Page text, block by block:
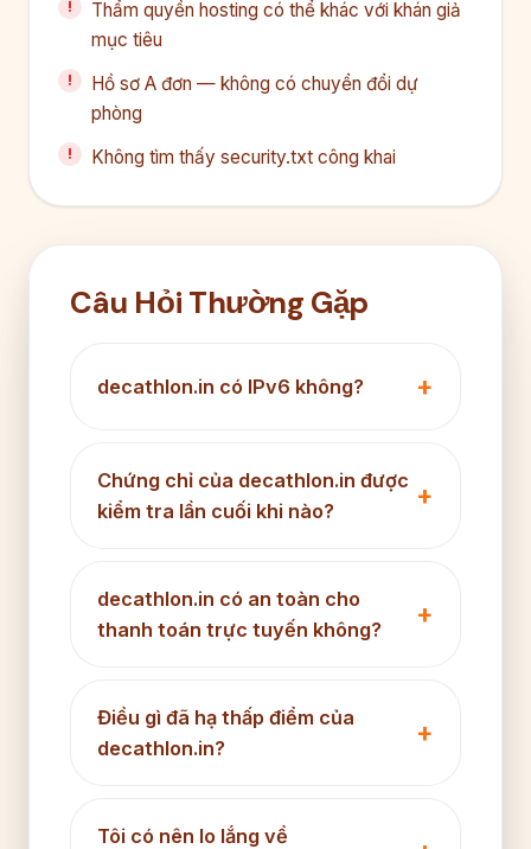
Thẩm quyền hosting có thể khác với khán giả
mục tiêu
Hồ sơ A đơn — không có chuyển đổi dự
phòng
Không tìm thấy security.txt công khai
Câu Hỏi Thường Gặp
decathlon.in có IPv6 không?
Chứng chỉ của decathlon.in được
kiểm tra lần cuối khi nào?
decathlon.in có an toàn cho
thanh toán trực tuyến không?
Điều gì đã hạ thấp điểm của
decathlon.in?
Tôi có nên lo lắng về